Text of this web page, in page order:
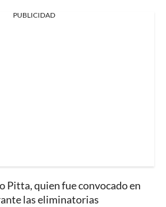
PUBLICIDAD
Pitta, quien fue convocado en
las eliminatorias